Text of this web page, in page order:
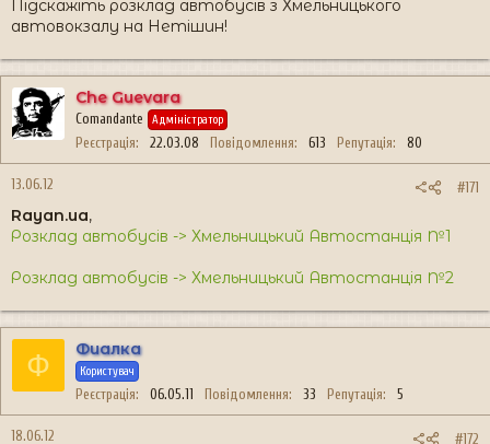
Підскажіть розклад автобусів з Хмельницького
автовокзалу на Нетішин!
Che Guevara
Comandante Адміністратор
Реєстрація 22.03.08 Повідомлення 613 Репутація 80
13.06.12 #171
Rayan.ua,
Розклад автобусів -> Хмельницький Автостанція №1
Розклад автобусів -> Хмельницький Автостанція №2
Ф Фиалка
Користувач
Реєстрація 06.05.11 Повідомлення 33 Репутація 5
18.06.12 #172